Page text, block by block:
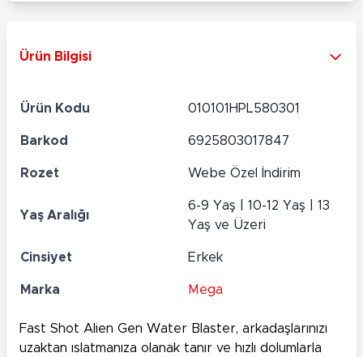
Ürün Bilgisi
Ürün Kodu 010101HPL580301
Barkod 6925803017847
Rozet Webe Özel İndirim
Yaş Aralığı
6-9 Yaş | 10-12 Yaş | 13
Yaş ve Üzeri
Cinsiyet Erkek
Marka Mega
Fast Shot Alien Gen Water Blaster, arkadaşlarınızı
uzaktan ıslatmanıza olanak tanır ve hızlı dolumlarla